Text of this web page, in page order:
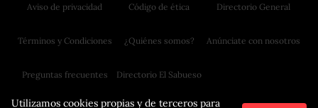
Utilizamos cookies propias y de terceros para
Aviso de privacidad
Términos y Condiciones
Preguntas frecuentes
Código de ética
¿Quiénes somos?
Directorio El Sabueso
Directorio General
Anúnciate con nosotros